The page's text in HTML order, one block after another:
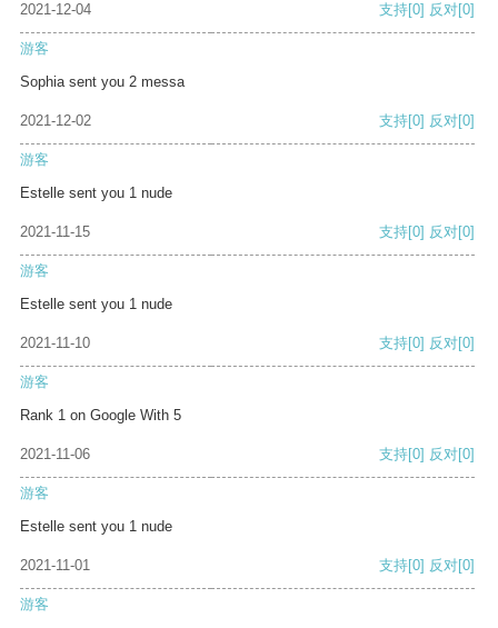
2021-12-04 支持[0] 反对[0]
游客
Sophia sent you 2 messa
2021-12-02 支持[0] 反对[0]
游客
Estelle sent you 1 nude
2021-11-15 支持[0] 反对[0]
游客
Estelle sent you 1 nude
2021-11-10 支持[0] 反对[0]
游客
Rank 1 on Google With 5
2021-11-06 支持[0] 反对[0]
游客
Estelle sent you 1 nude
2021-11-01 支持[0] 反对[0]
游客